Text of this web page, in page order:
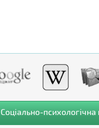
Соціально-психологічна